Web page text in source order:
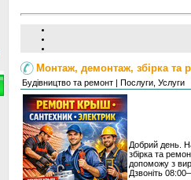
Монтаж, демонтаж, збірка та
Будівництво та ремонт | Послуги, Услуги
Добрий день.
збірка та
допоможу з
Дзвоніть